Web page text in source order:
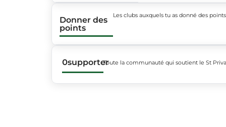
Donner des
points
Les clubs auxquels tu as donné des points
0supporterToute la communauté qui soutient le St